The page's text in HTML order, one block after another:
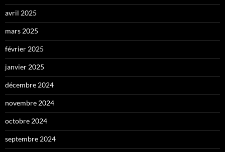
avril 2025
mars 2025
février 2025
janvier 2025
décembre 2024
novembre 2024
octobre 2024
septembre 2024